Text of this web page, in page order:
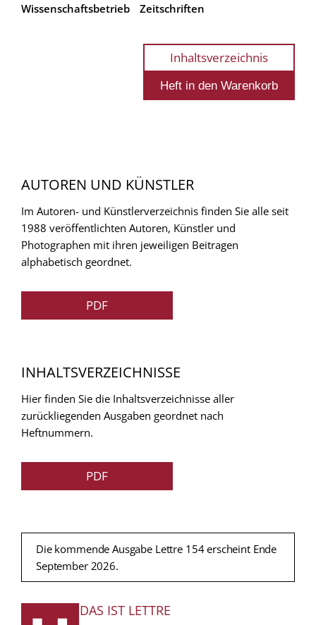
Wissenschaftsbetrieb
Zeitschriften
Inhaltsverzeichnis
AUTOREN UND KÜNSTLER
Im Autoren- und Künstlerverzeichnis finden Sie alle seit
1988 veröffentlichten Autoren, Künstler und
Photographen mit ihren jeweiligen Beitragen
alphabetisch geordnet.
PDF
INHALTSVERZEICHNISSE
Hier finden Sie die Inhaltsverzeichnisse aller
zurückliegenden Ausgaben geordnet nach
Heftnummern.
PDF
Die kommende Ausgabe Lettre 154 erscheint Ende
September 2026.
FUSSZEILE
DAS IST LETTRE